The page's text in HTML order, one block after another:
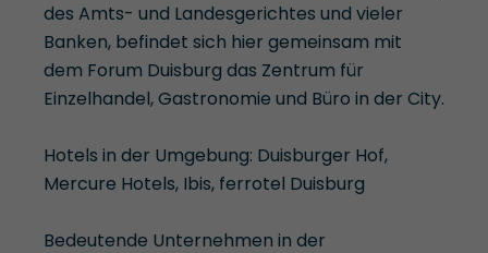
des Amts- und Landesgerichtes und vieler
Banken, befindet sich hier gemeinsam mit
dem Forum Duisburg das Zentrum für
Einzelhandel, Gastronomie und Büro in der City.
Hotels in der Umgebung: Duisburger Hof,
Mercure Hotels, Ibis, ferrotel Duisburg
Bedeutende Unternehmen in der